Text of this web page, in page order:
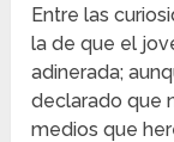
Entre las
la de que el
adinerada;
declarado que
medios que